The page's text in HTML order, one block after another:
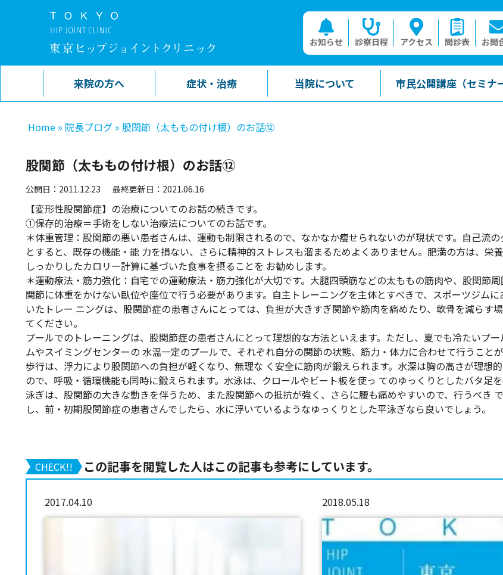
お知らせ 診察日程 アクセス 問診表 お問
来院の方へ 症状・治療 当院について 市民公開講座（セミナ
Home » 院長ブログ » 股関節（太ももの付け根）のお話⑫
股関節（太ももの付け根）のお話⑫
公開日：2011.12.23 最終更新日：2021.06.16
【変形性股関節症】の治療についてのお話の続きです。
①保存的治療＝手術をしない治療法についてのお話です。
＊体重管理：股関節の悪い患者さんは、運動も制限されるので、なかなか痩せられないのが現状です。自己流
とすると、既存の機能・能 力を損ない、さらに精神的ストレスも溜まるためよくありません。肥満の方は、栄養
しっかりしたカロリー計算に基づいた食事を摂ることを お勧めします。
＊運動療法・筋力強化：自宅での運動療法・筋力強化が大切です。大腿四頭筋などの太ももの筋肉や、股関節周
関節に体重をかけない臥位や座位で行う必要があります。自主トレーニングを主体とすべきで、スポーツジム
いたトレー ニングは、股関節症の患者さんにとっては、負担が大きすぎ関節や筋肉を痛めたり、軟骨を減らす
てください。
プールでのトレーニングは、股関節症の患者さんにとって理想的な方法といえます。ただし、夏でも冷たいプ
ムやスイミングセンターの 水温一定のプールで、それぞれ自分の関節の状態、筋力・体力に合わせて行うこと
歩行は、浮力により股関節への負担が軽くなり、無理な く安全に筋肉が鍛えられます。水深は胸の高さが理想
ので、呼吸・循環機能も同時に鍛えられます。水泳は、クロールやビート板を使っ てのゆっくりとしたバタ足
泳ぎは、股関節の大きな動きを伴うため、また股関節への抵抗が強く、さらに腰も痛めやすいので、行うべき
し、前・初期股関節症の患者さんでしたら、水に浮いているようなゆっくりとした平泳ぎなら良いでしょう。
CHECK!! この記事を閲覧した人はこの記事も参考にしています。
2017.04.10 2018.05.18